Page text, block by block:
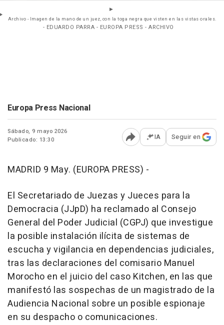
Archivo - Imagen de la mano de un juez, con la toga negra que visten en las vistas orales.
- EDUARDO PARRA - EUROPA PRESS - ARCHIVO
Europa Press Nacional
Sábado, 9 mayo 2026
Publicado: 13:30
Abrir opciones para
IA Seguir en
MADRID 9 May. (EUROPA PRESS) -
El Secretariado de Juezas y Jueces para la
Democracia (JJpD) ha reclamado al Consejo
General del Poder Judicial (CGPJ) que investigue
la posible instalación ilícita de sistemas de
escucha y vigilancia en dependencias judiciales,
tras las declaraciones del comisario Manuel
Morocho en el juicio del caso Kitchen, en las que
manifestó las sospechas de un magistrado de la
Audiencia Nacional sobre un posible espionaje
en su despacho o comunicaciones.